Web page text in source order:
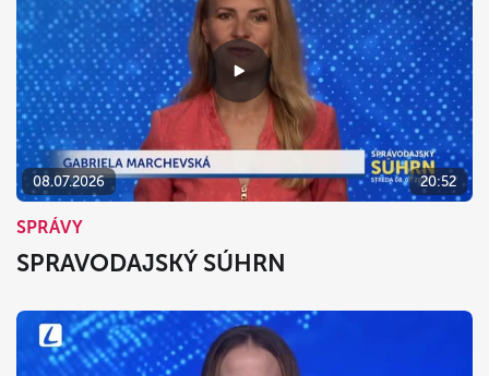
08.07.2026 20:52
SPRÁVY
SPRAVODAJSKÝ SÚHRN